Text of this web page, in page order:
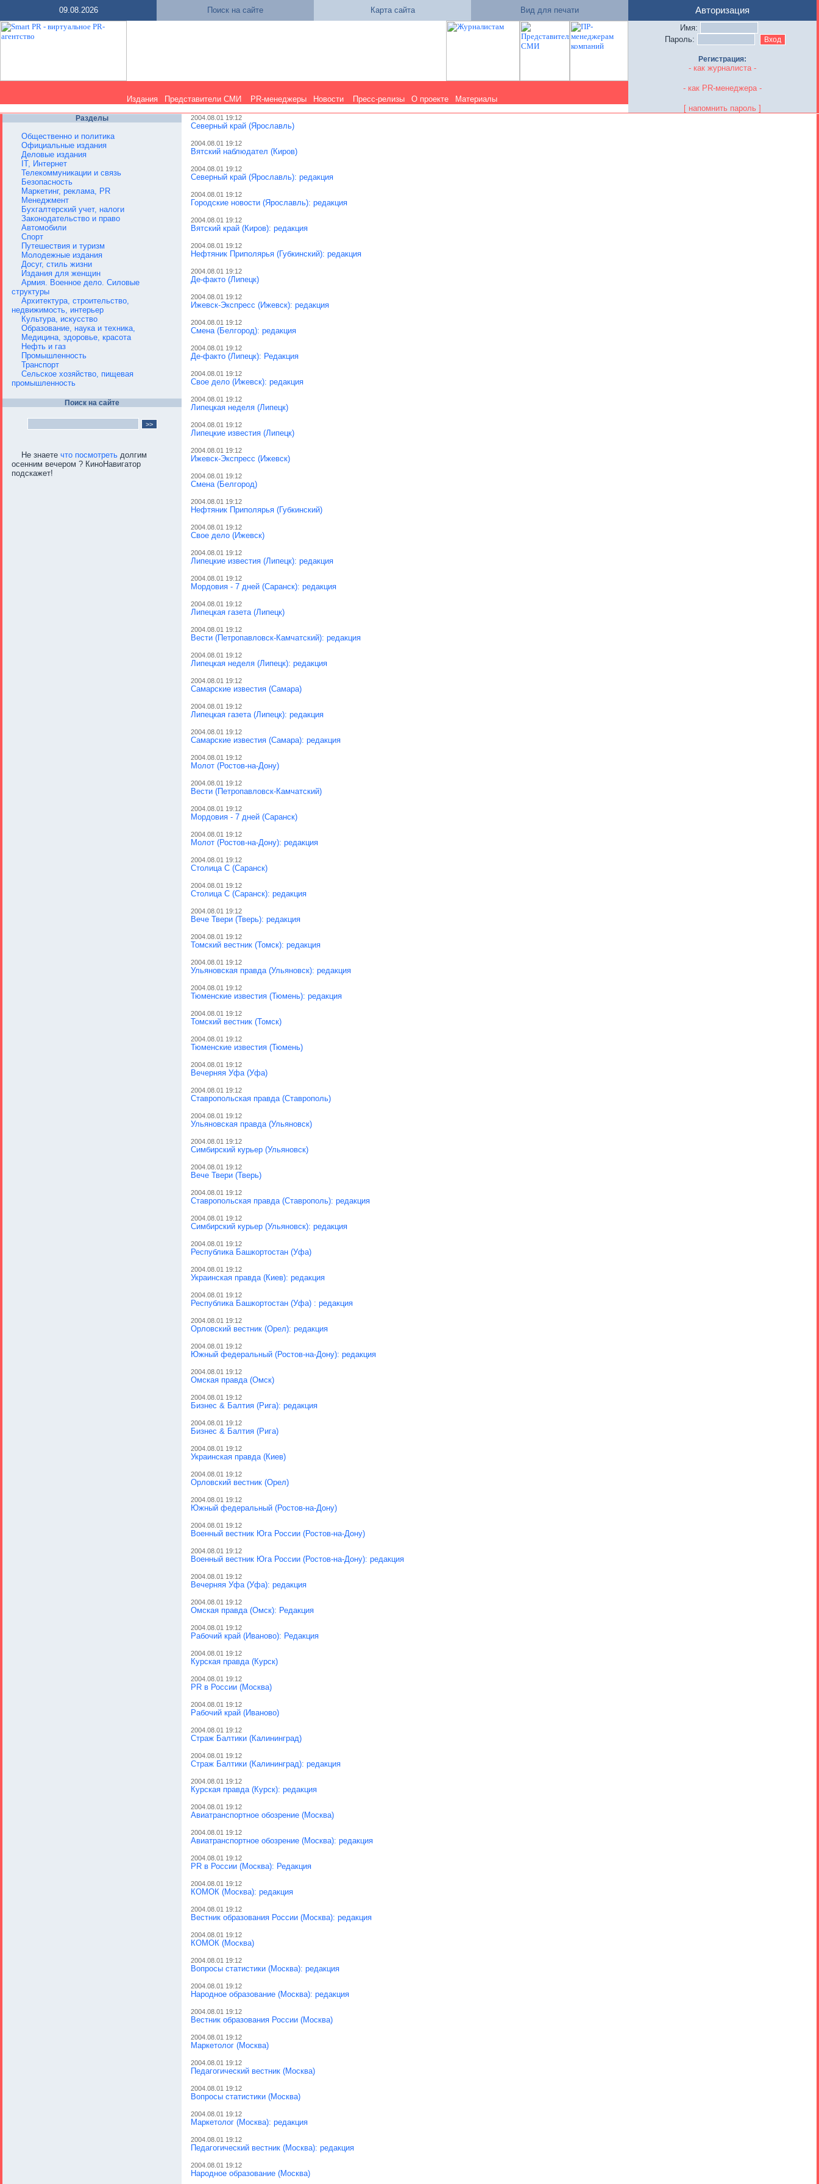
09.08.2026 Поиск на сайте Карта сайта Вид для печати
Издания Представители СМИ PR-менеджеры Новости Пресс-релизы О проекте Материалы
Авторизация
Имя:
Пароль:
Регистрация:
- как журналиста -
- как PR-менеджера -
[ напомнить пароль ]
Разделы
Общественно и политика
Официальные издания
Деловые издания
IT, Интернет
Телекоммуникации и связь
Безопасность
Маркетинг, реклама, PR
Менеджмент
Бухгалтерский учет, налоги
Законодательство и право
Автомобили
Спорт
Путешествия и туризм
Молодежные издания
Досуг, стиль жизни
Издания для женщин
Армия. Военное дело. Силовые
структуры
Архитектура, строительство,
недвижимость, интерьер
Культура, искусство
Образование, наука и техника,
Медицина, здоровье, красота
Нефть и газ
Промышленность
Транспорт
Сельское хозяйство, пищевая
промышленность
Поиск на сайте
Не знаете что посмотреть долгим
осенним вечером ? КиноНавигатор
подскажет!
2004.08.01 19:12
Северный край (Ярославль)
2004.08.01 19:12
Вятский наблюдател (Киров)
2004.08.01 19:12
Северный край (Ярославль): редакция
2004.08.01 19:12
Городские новости (Ярославль): редакция
2004.08.01 19:12
Вятский край (Киров): редакция
2004.08.01 19:12
Нефтяник Приполярья (Губкинский): редакция
2004.08.01 19:12
Де-факто (Липецк)
2004.08.01 19:12
Ижевск-Экспресс (Ижевск): редакция
2004.08.01 19:12
Смена (Белгород): редакция
2004.08.01 19:12
Де-факто (Липецк): Редакция
2004.08.01 19:12
Свое дело (Ижевск): редакция
2004.08.01 19:12
Липецкая неделя (Липецк)
2004.08.01 19:12
Липецкие известия (Липецк)
2004.08.01 19:12
Ижевск-Экспресс (Ижевск)
2004.08.01 19:12
Смена (Белгород)
2004.08.01 19:12
Нефтяник Приполярья (Губкинский)
2004.08.01 19:12
Свое дело (Ижевск)
2004.08.01 19:12
Липецкие известия (Липецк): редакция
2004.08.01 19:12
Мордовия - 7 дней (Саранск): редакция
2004.08.01 19:12
Липецкая газета (Липецк)
2004.08.01 19:12
Вести (Петропавловск-Камчатский): редакция
2004.08.01 19:12
Липецкая неделя (Липецк): редакция
2004.08.01 19:12
Самарские известия (Самара)
2004.08.01 19:12
Липецкая газета (Липецк): редакция
2004.08.01 19:12
Самарские известия (Самара): редакция
2004.08.01 19:12
Молот (Ростов-на-Дону)
2004.08.01 19:12
Вести (Петропавловск-Камчатский)
2004.08.01 19:12
Мордовия - 7 дней (Саранск)
2004.08.01 19:12
Молот (Ростов-на-Дону): редакция
2004.08.01 19:12
Столица С (Саранск)
2004.08.01 19:12
Столица С (Саранск): редакция
2004.08.01 19:12
Вече Твери (Тверь): редакция
2004.08.01 19:12
Томский вестник (Томск): редакция
2004.08.01 19:12
Ульяновская правда (Ульяновск): редакция
2004.08.01 19:12
Тюменские известия (Тюмень): редакция
2004.08.01 19:12
Томский вестник (Томск)
2004.08.01 19:12
Тюменские известия (Тюмень)
2004.08.01 19:12
Вечерняя Уфа (Уфа)
2004.08.01 19:12
Ставропольская правда (Ставрополь)
2004.08.01 19:12
Ульяновская правда (Ульяновск)
2004.08.01 19:12
Симбирский курьер (Ульяновск)
2004.08.01 19:12
Вече Твери (Тверь)
2004.08.01 19:12
Ставропольская правда (Ставрополь): редакция
2004.08.01 19:12
Симбирский курьер (Ульяновск): редакция
2004.08.01 19:12
Республика Башкортостан (Уфа)
2004.08.01 19:12
Украинская правда (Киев): редакция
2004.08.01 19:12
Республика Башкортостан (Уфа) : редакция
2004.08.01 19:12
Орловский вестник (Орел): редакция
2004.08.01 19:12
Южный федеральный (Ростов-на-Дону): редакция
2004.08.01 19:12
Омская правда (Омск)
2004.08.01 19:12
Бизнес & Балтия (Рига): редакция
2004.08.01 19:12
Бизнес & Балтия (Рига)
2004.08.01 19:12
Украинская правда (Киев)
2004.08.01 19:12
Орловский вестник (Орел)
2004.08.01 19:12
Южный федеральный (Ростов-на-Дону)
2004.08.01 19:12
Военный вестник Юга России (Ростов-на-Дону)
2004.08.01 19:12
Военный вестник Юга России (Ростов-на-Дону): редакция
2004.08.01 19:12
Вечерняя Уфа (Уфа): редакция
2004.08.01 19:12
Омская правда (Омск): Редакция
2004.08.01 19:12
Рабочий край (Иваново): Редакция
2004.08.01 19:12
Курская правда (Курск)
2004.08.01 19:12
PR в России (Москва)
2004.08.01 19:12
Рабочий край (Иваново)
2004.08.01 19:12
Страж Балтики (Калининград)
2004.08.01 19:12
Страж Балтики (Калининград): редакция
2004.08.01 19:12
Курская правда (Курск): редакция
2004.08.01 19:12
Авиатранспортное обозрение (Москва)
2004.08.01 19:12
Авиатранспортное обозрение (Москва): редакция
2004.08.01 19:12
PR в России (Москва): Редакция
2004.08.01 19:12
КОМОК (Москва): редакция
2004.08.01 19:12
Вестник образования России (Москва): редакция
2004.08.01 19:12
КОМОК (Москва)
2004.08.01 19:12
Вопросы статистики (Москва): редакция
2004.08.01 19:12
Народное образование (Москва): редакция
2004.08.01 19:12
Вестник образования России (Москва)
2004.08.01 19:12
Маркетолог (Москва)
2004.08.01 19:12
Педагогический вестник (Москва)
2004.08.01 19:12
Вопросы статистики (Москва)
2004.08.01 19:12
Маркетолог (Москва): редакция
2004.08.01 19:12
Педагогический вестник (Москва): редакция
2004.08.01 19:12
Народное образование (Москва)